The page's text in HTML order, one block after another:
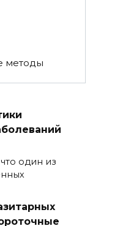
методы
один из